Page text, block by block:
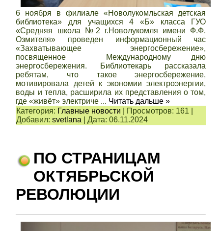
6 ноября в филиале «Новолукомльская детская
библиотека» для учащихся 4 «Б» класса ГУО
«Средняя школа №2 г.Новолукомля имени Ф.Ф.
Озмителя» проведен информационный час
«Захватывающее энергосбережение»,
посвященное Международному дню
энергосбережения. Библиотекарь рассказала
ребятам, что такое энергосбережение,
мотивировала детей к экономии электроэнергии,
воды и тепла, расширила их представления о том,
где «живёт» электриче ... Читать дальше »
Категория: Главные новости Просмотров: 161
Добавил: svetlana |Дата: 06.11.2024
ПО СТРАНИЦАМ
ОКТЯБРЬСКОЙ
РЕВОЛЮЦИИ